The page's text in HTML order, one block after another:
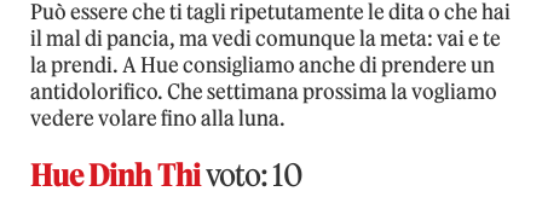
Può essere che ti tagli ripetutamente le dita o che hai
il mal di pancia, ma vedi comunque la meta: vai e te
la prendi. A Hue consigliamo anche di prendere un
antidolorifico. Che settimana prossima la vogliamo
vedere volare fino alla luna.
Hue Dinh Thivoto: 10